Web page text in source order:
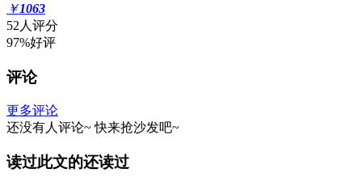
￥1063
52人评分
97%好评
评论
更多评论
还没有人评论~ 快来抢沙发吧~
读过此文的还读过